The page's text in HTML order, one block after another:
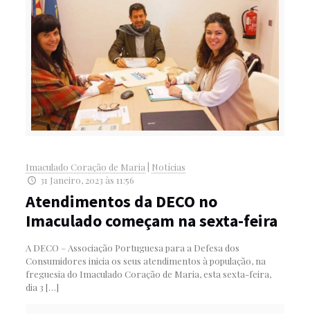
Imaculado Coração de Maria
Notícias
31 Janeiro, 2023 às 11:56
Atendimentos da DECO no
Imaculado começam na sexta-feira
A DECO – Associação Portuguesa para a Defesa dos
Consumidores inicia os seus atendimentos à população, na
freguesia do Imaculado Coração de Maria, esta sexta-feira,
dia 3 […]